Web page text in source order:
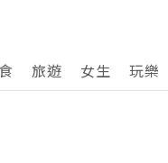
旅遊 女生 玩樂